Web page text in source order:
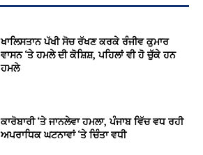
ਖਾਲਿਸਤਾਨ ਪੱਖੀ ਸੋਚ ਰੱਖਣ ਕਰਕੇ ਰੰਜੀਵ ਕੁਮਾਰ
ਵਾਸਨ ‘ਤੇ ਹਮਲੇ ਦੀ ਕੋਸ਼ਿਸ਼, ਪਹਿਲਾਂ ਵੀ ਹੋ ਚੁੱਕੇ ਹਨ
ਹਮਲੇ
ਕਾਰੋਬਾਰੀ ‘ਤੇ ਜਾਨਲੇਵਾ ਹਮਲਾ, ਪੰਜਾਬ ਵਿੱਚ ਵਧ ਰਹੀ
ਅਪਰਾਧਿਕ ਘਟਨਾਵਾਂ ‘ਤੇ ਚਿੰਤਾ ਵਧੀ